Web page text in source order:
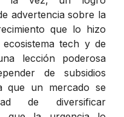
advertencia sobre la
que lo hizo
tech y de
lección poderosa
de subsidios
que un mercado se
de diversificar